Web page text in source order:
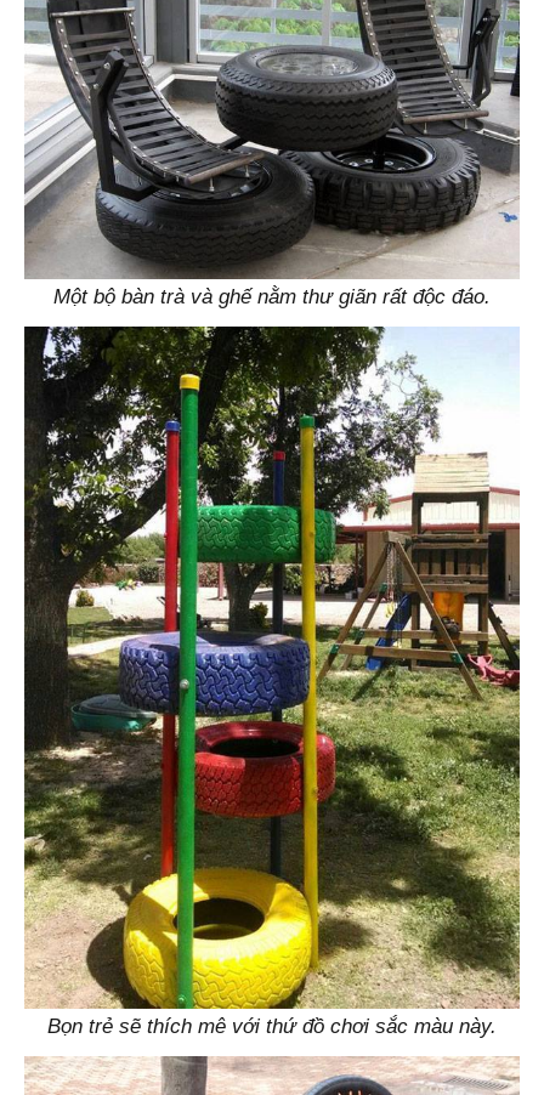
Một bộ bàn trà và ghế nằm thư giãn rất độc đáo.
Bọn trẻ sẽ thích mê với thứ đồ chơi sắc màu này.